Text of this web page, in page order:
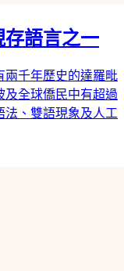
語言之一
千年歷史的達羅毗
及全球僑民中有超過
法、雙語現象及人工